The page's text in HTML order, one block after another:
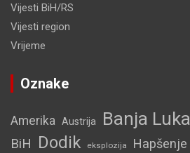
Vijesti BiH/RS
Vijesti region
Vrijeme
Oznake
Amerika Austrija Banja Luka
BiH Dodik eksplozija Hapšenje